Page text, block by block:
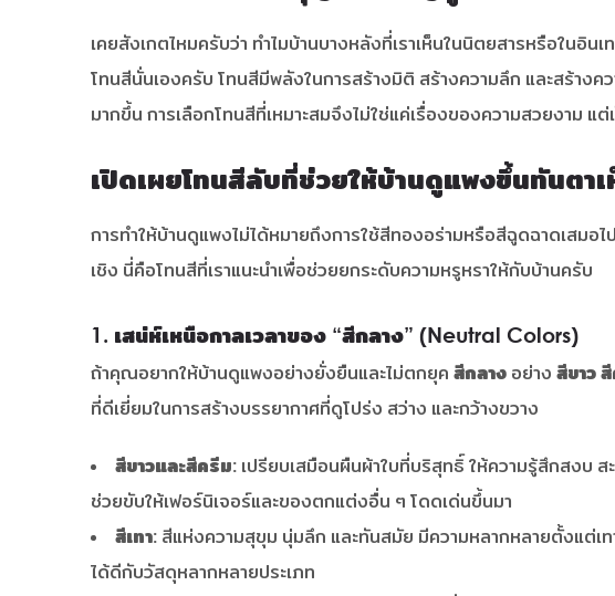
เคยสังเกตไหมครับว่า ทำไมบ้านบางหลังที่เราเห็นในนิตยสารหรือในอิน
โทนสีนั่นเองครับ โทนสีมีพลังในการสร้างมิติ สร้างความลึก และสร้าง
มากขึ้น การเลือกโทนสีที่เหมาะสมจึงไม่ใช่แค่เรื่องของความสวยงาม
เปิดเผยโทนสีลับที่ช่วยให้บ้านดูแพงขึ้นทันตาเ
การทำให้บ้านดูแพงไม่ได้หมายถึงการใช้สีทองอร่ามหรือสีฉูดฉาดเสม
เชิง นี่คือโทนสีที่เราแนะนำเพื่อช่วยยกระดับความหรูหราให้กับบ้านครับ
1. เสน่ห์เหนือกาลเวลาของ “สีกลาง” (Neutral Colors)
ถ้าคุณอยากให้บ้านดูแพงอย่างยั่งยืนและไม่ตกยุค สีกลาง อย่าง สีขาว
ที่ดีเยี่ยมในการสร้างบรรยากาศที่ดูโปร่ง สว่าง และกว้างขวาง
สีขาวและสีครีม: เปรียบเสมือนผืนผ้าใบที่บริสุทธิ์ ให้ความรู้สึกสงบ ส
ช่วยขับให้เฟอร์นิเจอร์และของตกแต่งอื่น ๆ โดดเด่นขึ้นมา
สีเทา: สีแห่งความสุขุม นุ่มลึก และทันสมัย มีความหลากหลายตั้งแต่เท
ได้ดีกับวัสดุหลากหลายประเภท